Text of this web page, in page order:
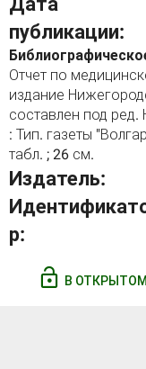
публикации:
Отчет по
издание
составлен под
: Тип. газеты
табл. ; 26 см.
Издатель:
р:
В